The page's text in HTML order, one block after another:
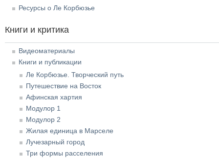
Ресурсы о Ле Корбюзье
Книги и критика
Видеоматериалы
Книги и публикации
Ле Корбюзье. Творческий путь
Путешествие на Восток
Афинская хартия
Модулор 1
Модулор 2
Жилая единица в Марселе
Лучезарный город
Три формы расселения